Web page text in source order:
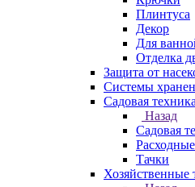
Плинтуса
Декор
Для
Отделка
Защита от
Системы
Садовая техника
Назад
Садовая
Тачки
Хозяйственные